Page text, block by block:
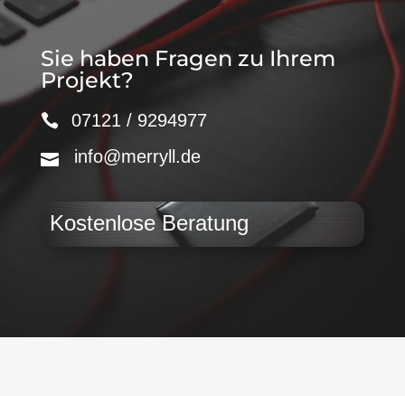
Sie haben Fragen zu Ihrem
Projekt?
07121 / 9294977
info@merryll.de
Kostenlose Beratung